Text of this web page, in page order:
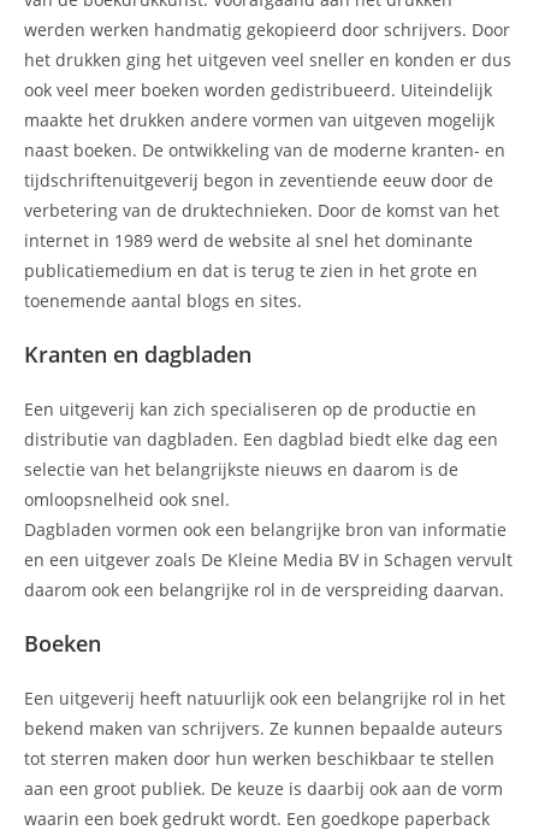
werden werken handmatig gekopieerd door schrijvers. Door
het drukken ging het uitgeven veel sneller en konden er dus
ook veel meer boeken worden gedistribueerd. Uiteindelijk
maakte het drukken andere vormen van uitgeven mogelijk
naast boeken. De ontwikkeling van de moderne kranten- en
tijdschriftenuitgeverij begon in zeventiende eeuw door de
verbetering van de druktechnieken. Door de komst van het
internet in 1989 werd de website al snel het dominante
publicatiemedium en dat is terug te zien in het grote en
toenemende aantal blogs en sites.
Kranten en dagbladen
Een uitgeverij kan zich specialiseren op de productie en
distributie van dagbladen. Een dagblad biedt elke dag een
selectie van het belangrijkste nieuws en daarom is de
omloopsnelheid ook snel.
Dagbladen vormen ook een belangrijke bron van informatie
en een uitgever zoals De Kleine Media BV in Schagen vervult
daarom ook een belangrijke rol in de verspreiding daarvan.
Boeken
Een uitgeverij heeft natuurlijk ook een belangrijke rol in het
bekend maken van schrijvers. Ze kunnen bepaalde auteurs
tot sterren maken door hun werken beschikbaar te stellen
aan een groot publiek. De keuze is daarbij ook aan de vorm
waarin een boek gedrukt wordt. Een goedkope paperback